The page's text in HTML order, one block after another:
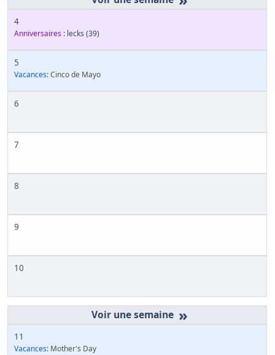
4
Anniversaires : lecks (39)
5
Vacances:Cinco de Mayo
6
7
8
9
10
»
11
Vacances: Mother's Day